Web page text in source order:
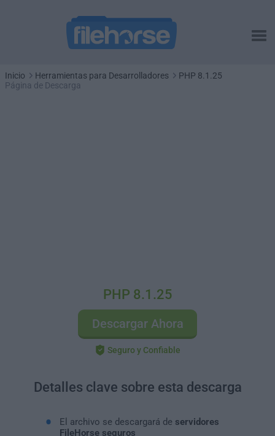
Inicio Herramientas para Desarrolladores
PHP 8.1.25
Página de Descarga
PHP 8.1.25
Descargar Ahora
Seguro y Confiable
Detalles clave sobre esta descarga
El archivo se descargará de servidores
FileHorse seguros